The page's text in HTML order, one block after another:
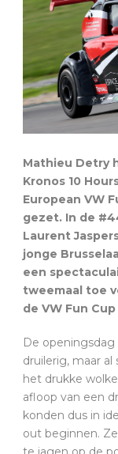
Mathieu Detry
Kronos 10
European VW
gezet. In de
Laurent
jonge
een
tweemaal toe
de VW Fun
De
druilerig, maar
het drukke
afloop van een
konden dus in
out beginnen.